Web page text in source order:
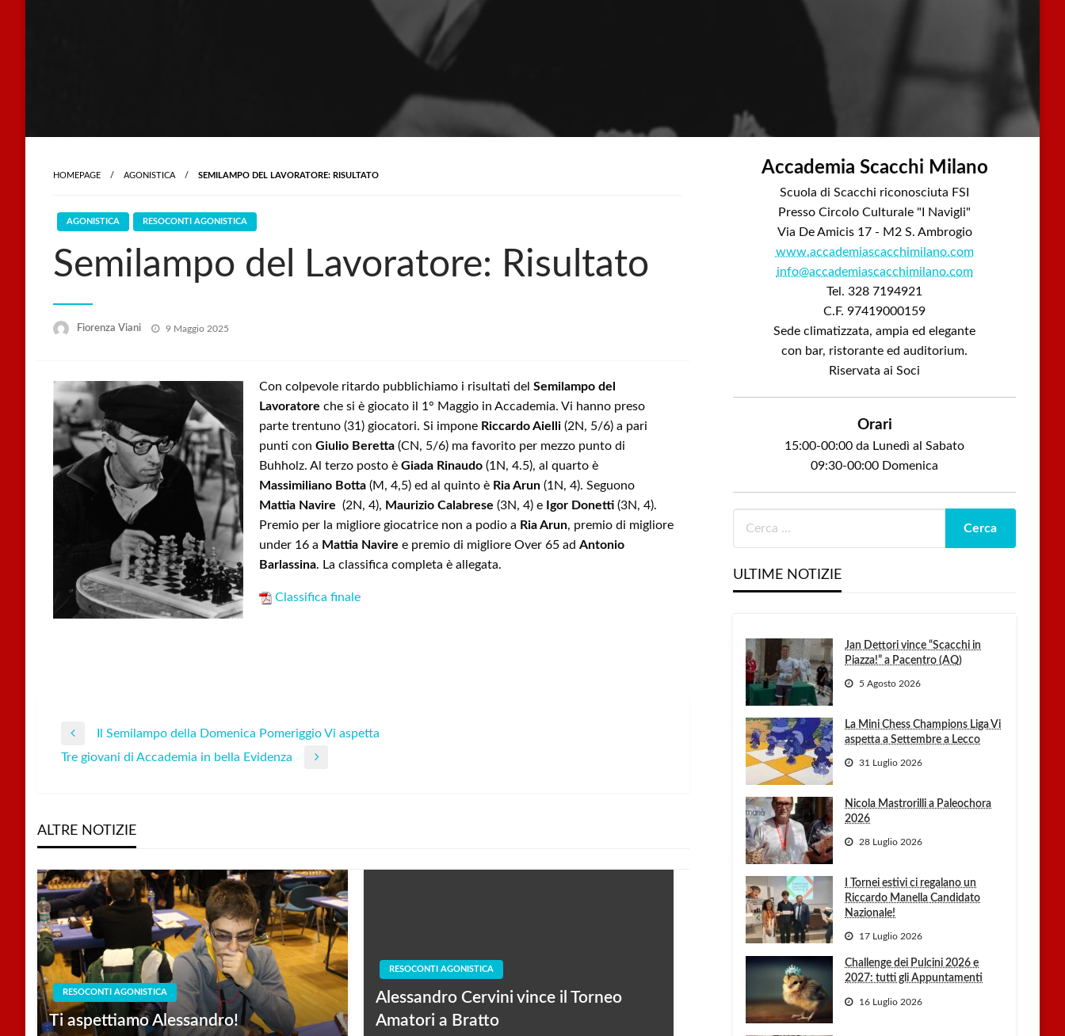
HOMEPAGE AGONISTICA SEMILAMPO DEL LAVORATORE: RISULTATO
AGONISTICA RESOCONTI AGONISTICA
Semilampo del Lavoratore: Risultato
Fiorenza Viani
Posted
9 Maggio 2025
Con colpevole ritardo pubblichiamo i risultati del Semilampo del
Lavoratore che si è giocato il 1° Maggio in Accademia. Vi hanno preso
parte trentuno (31) giocatori. Si impone Riccardo Aielli (2N, 5/6) a pari
punti con Giulio Beretta (CN, 5/6) ma favorito per mezzo punto di
Buhholz. Al terzo posto è Giada Rinaudo (1N, 4.5), al quarto è
Massimiliano Botta (M, 4,5) ed al quinto è Ria Arun (1N, 4). Seguono
Mattia Navire (2N, 4), Maurizio Calabrese (3N, 4) e Igor Donetti (3N, 4).
Premio per la migliore giocatrice non a podio a Ria Arun, premio di migliore
under 16 a Mattia Navire e premio di migliore Over 65 ad Antonio
Barlassina. La classifica completa è allegata.
Classifica finale
Navigazione
Previous
Post
Il Semilampo della Domenica Pomeriggio Vi aspetta
Next
Tre giovani di Accademia in bella Evidenza
ALTRE NOTIZIE
RESOCONTI AGONISTICA
Ti aspettiamo Alessandro!
RESOCONTI AGONISTICA
Alessandro Cervini vince il Torneo
Amatori a Bratto
Accademia Scacchi Milano
Scuola di Scacchi riconosciuta FSI
Presso Circolo Culturale "I Navigli"
Via De Amicis 17 - M2 S. Ambrogio
www.accademiascacchimilano.com
info@accademiascacchimilano.com
Tel. 328 7194921
C.F. 97419000159
Sede climatizzata, ampia ed elegante
con bar, ristorante ed auditorium.
Riservata ai Soci
Orari
15:00-00:00 da Lunedì al Sabato
09:30-00:00 Domenica
ULTIME NOTIZIE
Jan Dettori vince “Scacchi in
Piazza!” a Pacentro (AQ)
5 Agosto 2026
La Mini Chess Champions Liga Vi
aspetta a Settembre a Lecco
31 Luglio 2026
Nicola Mastrorilli a Paleochora
2026
28 Luglio 2026
I Tornei estivi ci regalano un
Riccardo Manella Candidato
Nazionale!
17 Luglio 2026
Challenge dei Pulcini 2026 e
2027: tutti gli Appuntamenti
16 Luglio 2026